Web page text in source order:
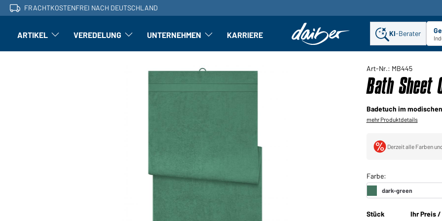
FRACHTKOSTENFREI NACH DEUTSCHLAND
ARTIKEL Artikel: Untermenü öffnen
VEREDELUNG Veredelung: Untermenü öffnen
UNTERNEHMEN Unternehmen: Untermenü öffnen
KARRIERE KI-Berater
Art-Nr.: MB445
Bath Sheet
Badetuch im
mehr Produktdetails
Derzeit alle Farben
Stück Ihr Preis